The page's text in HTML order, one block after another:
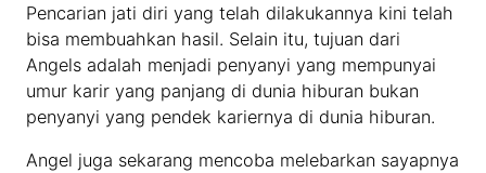
Pencarian jati diri yang telah dilakukannya kini telah
bisa membuahkan hasil. Selain itu, tujuan dari
Angels adalah menjadi penyanyi yang mempunyai
umur karir yang panjang di dunia hiburan bukan
penyanyi yang pendek kariernya di dunia hiburan.
Angel juga sekarang mencoba melebarkan sayapnya